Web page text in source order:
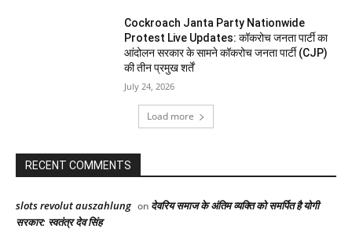
Cockroach Janta Party Nationwide
Protest Live Updates: कॉकरोच जनता पार्टी का
आंदोलन सरकार के सामने कॉकरोच जनता पार्टी (CJP)
की तीन प्रमुख शर्तें
July 24, 2026
Load more
RECENT COMMENTS
slots revolut auszahlung on देवरिय समाज के अंतिम व्यक्ति को समर्पित है योगी
सरकार: स्वतंत्र देव सिंह